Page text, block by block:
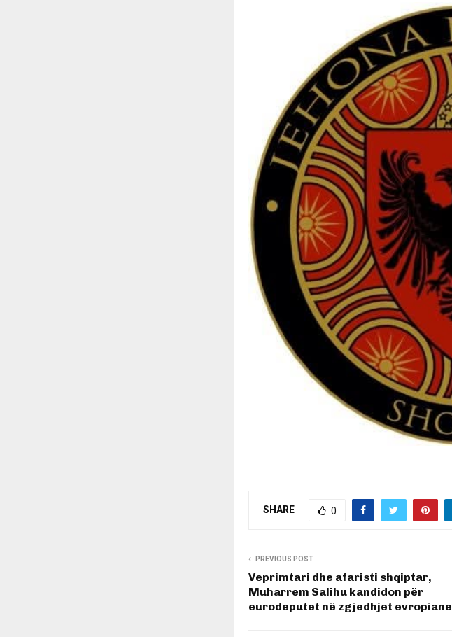
SHARE 0
PREVIOUS POST
Veprimtari dhe afaristi shqiptar,
Muharrem Salihu kandidon për
eurodeputet në zgjedhjet evropiane